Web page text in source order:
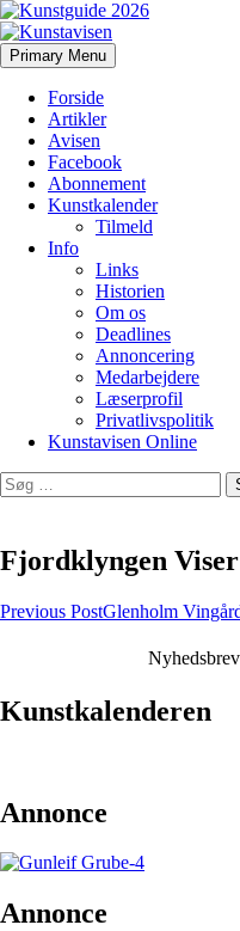
Kunstavisen
Search
Primary Menu Skip
to
Forside
Artikler
Avisen
Facebook
Abonnement
Kunstkalender
Tilmeld
Info
Links
Historien
Om os
Deadlines
Annoncering
Medarbejdere
Læserprofil
Privatlivspolitik
Kunstavisen Online
Search
for:
Fjordklyngen
Post
Previous PostGlenholm
Kunstkalenderen
Annonce
Annonce